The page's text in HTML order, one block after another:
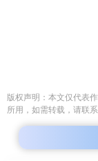
版权声明：本文仅代表
所用，如需转载，请联系